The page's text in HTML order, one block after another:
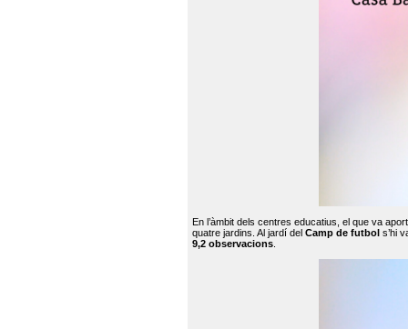
En l’àmbit dels centres educatius, el que va
quatre jardins. Al jardí del Camp de futbol s’hi
9,2 observacions